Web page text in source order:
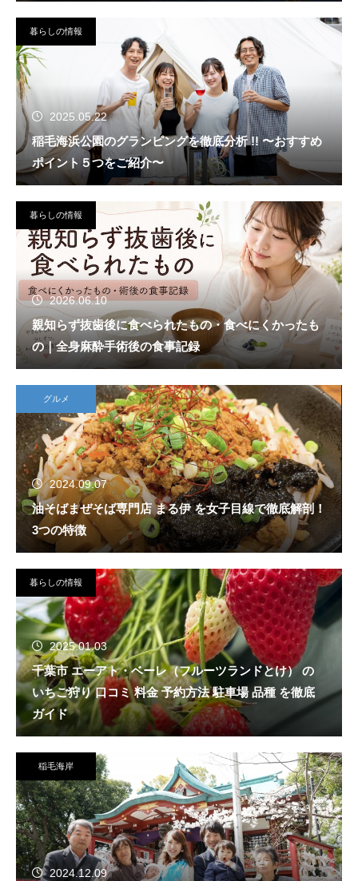
暮らしの情報
2025.05.22
稲毛海浜公園のグランピングを徹底分析 !! 〜おすすめ
ポイント５つをご紹介〜
暮らしの情報
2026.06.10
親知らず抜歯後に食べられたもの・食べにくかったも
の｜全身麻酔手術後の食事記録
グルメ
2024.09.07
油そばまぜそば専門店 まる伊 を女子目線で徹底解剖！
3つの特徴
暮らしの情報
2025.01.03
千葉市 エーアト・ベーレ（フルーツランドとけ） の
いちご狩り 口コミ 料金 予約方法 駐車場 品種 を徹底
ガイド
稲毛海岸
2024.12.09